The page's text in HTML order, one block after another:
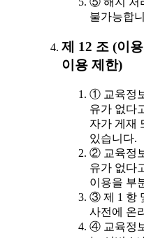
불가능합
제 12 조 (이
이용 제한)
① 교육정
유가 없다
자가 게재
있습니다.
② 교육정
유가 없다
이용을 부
③ 제 1 항
사전에 온
④ 교육정